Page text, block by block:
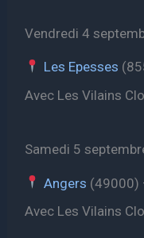
Vendredi 4
Les Epesses
Avec Les Vilains
Samedi 5
Angers (49000)
Avec Les Vilains